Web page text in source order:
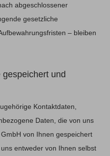
abgeschlossener
gesetzliche
– bleiben
und
Kontaktdaten,
Daten, die von uns
von Ihnen gespeichert
entweder von Ihnen selbst